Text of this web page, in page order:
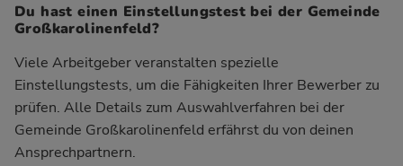
Du hast einen Einstellungstest bei der Gemeinde
Großkarolinenfeld?
Viele Arbeitgeber veranstalten spezielle
Einstellungstests, um die Fähigkeiten Ihrer Bewerber zu
prüfen. Alle Details zum Auswahlverfahren bei der
Gemeinde Großkarolinenfeld erfährst du von deinen
Ansprechpartnern.